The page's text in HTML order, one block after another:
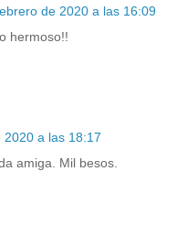
de 2020 a las 16:09
hermoso!!
a las 18:17
amiga. Mil besos.